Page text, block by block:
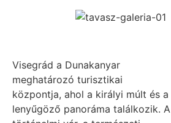
Visegrád a Dunakanyar
meghatározó turisztikai
központja, ahol a királyi múlt és a
lenyűgöző panoráma találkozik. A